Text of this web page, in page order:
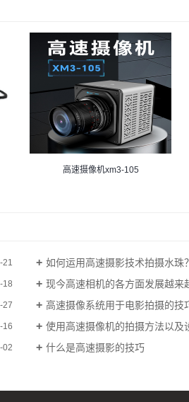
高速摄像机xm3-105
如何运用高速摄影技术拍摄水珠？
18 现今高速相机的各方面发展越来
27 高速摄像系统用于电影拍摄的技
16 使用高速摄像机的拍摄方法以及
02 什么是高速摄影的技巧